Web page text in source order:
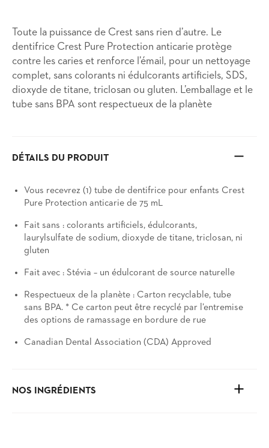
Toute la puissance de Crest sans rien d’autre. Le
dentifrice Crest Pure Protection anticarie protège
contre les caries et renforce l’émail, pour un nettoyage
complet, sans colorants ni édulcorants artificiels, SDS,
dioxyde de titane, triclosan ou gluten. L’emballage et le
tube sans BPA sont respectueux de la planète
DÉTAILS DU PRODUIT
Vous recevrez (1) tube de dentifrice pour enfants Crest
Pure Protection anticarie de 75 mL
Fait sans : colorants artificiels, édulcorants,
laurylsulfate de sodium, dioxyde de titane, triclosan, ni
gluten
Fait avec : Stévia – un édulcorant de source naturelle
Respectueux de la planète : Carton recyclable, tube
sans BPA. * Ce carton peut être recyclé par l’entremise
des options de ramassage en bordure de rue
Canadian Dental Association (CDA) Approved
NOS INGRÉDIENTS